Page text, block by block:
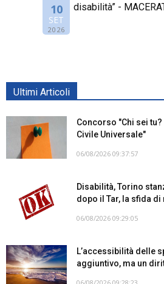
10
SET
2026
disabilità” -
Ultimi Articoli
Concorso "Chi sei
Civile Universale"
06/08/2026 09:37:57
Disabilità, Torino
dopo il Tar, la sfida
06/08/2026 09:29:05
L’accessibilità delle
aggiuntivo, ma un